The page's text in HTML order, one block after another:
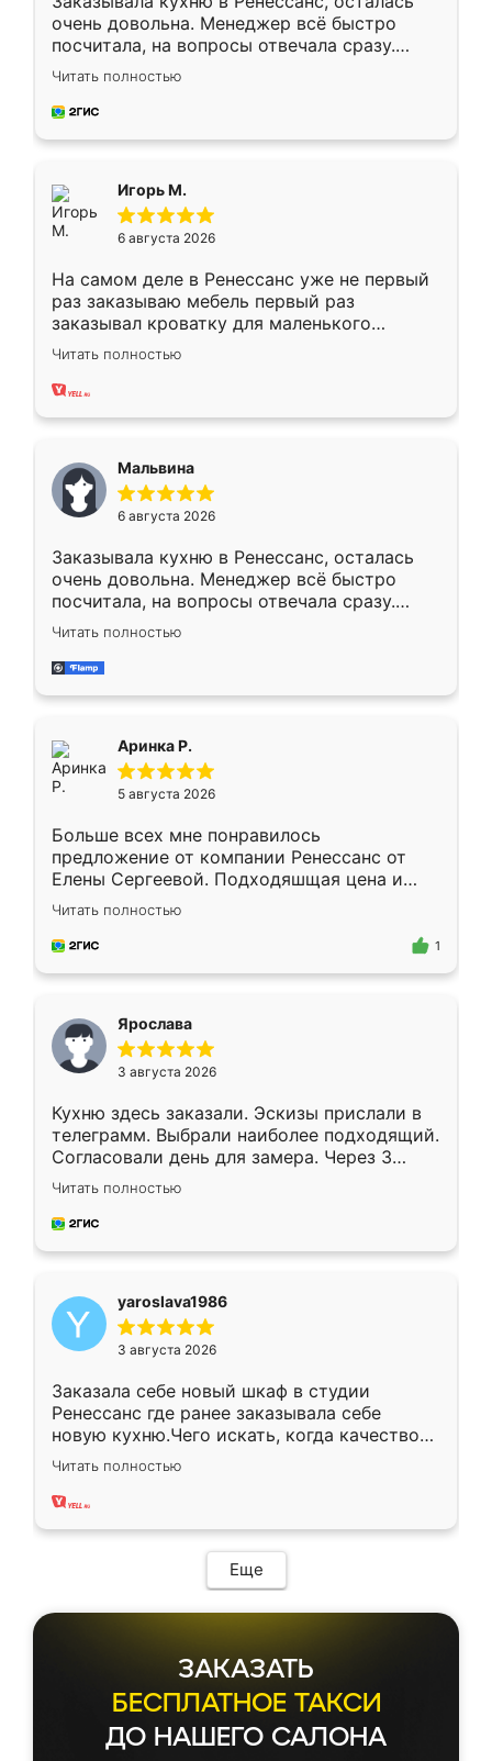
очень довольна. Менеджер всё быстро
посчитала, на вопросы отвечала сразу.
Замерщик приехал в субботу, подошёл к
делу со всей ответственностью. Собрали
за день, ребята работали аккуратно, даже
Читать полностью
Игорь М.
6 августа 2026
На самом деле в Ренессанс уже не первый
раз заказываю мебель первый раз
заказывал кроватку для маленького
ребёнка при его рождении ,во второй раз
заказал шкаф-купе. По качеству очень
хорошее сборка достаточно быстрая,
меньше, здесь же он более разнообразный.
Мне нравится ,если что-то потребуется из
мебели буду заказывать только здесь.
Читать полностью
Мальвина
6 августа 2026
Заказывала кухню в Ренессанс, осталась
очень довольна. Менеджер всё быстро
посчитала, на вопросы отвечала сразу.
Замерщик приехал в субботу, подошёл к
делу со всей ответственностью. Собрали
за день, ребята работали аккуратно, даже
Читать полностью
Аринка Р.
5 августа 2026
Больше всех мне понравилось
предложение от компании Ренессанс от
Елены Сергеевой. Подходяшщая цена и
короткие сроки изготовления. Приехавший
для замера сотрудник Владислав
предложил по моему эскизу самый
Читать полностью
1
Ярослава
3 августа 2026
Кухню здесь заказали. Эскизы прислали в
телеграмм. Выбрали наиболее подходящий.
Согласовали день для замера. Через 3
недели кухня была уже готова. Остались
довольны работой. Спасибо Ренессанс
мебель за качественную работу!
Читать полностью
yaroslava1986
3 августа 2026
Заказала себе новый шкаф в студии
Ренессанс где ранее заказывала себе
новую кухню.Чего искать, когда качеством
вполне довольна. Служит кухня уже почти
два года, нареканий нет.
Читать полностью
Еще
ЗАКАЗАТЬ
БЕСПЛАТНОЕ ТАКСИ
ДО НАШЕГО САЛОНА